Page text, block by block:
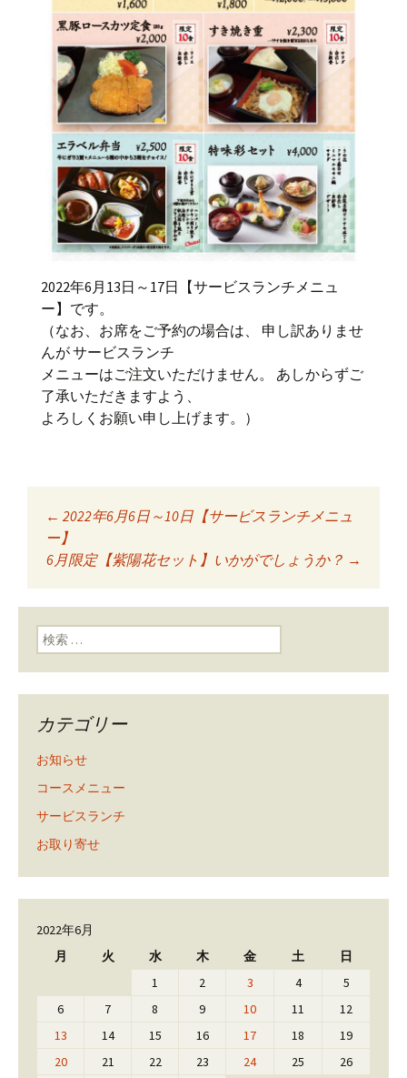
2022年6月13日～17日【サービスランチメニュ
ー】です。
（なお、お席をご予約の場合は、 申し訳ありませ
んが サービスランチ
メニューはご注文いただけません。 あしからずご
了承いただきますよう、
よろしくお願い申し上げます。）
投稿ナビゲーショ
ン
← 2022年6月6日～10日【サービスランチメニュ
ー】
6月限定【紫陽花セット】いかがでしょうか？ →
検索:
カテゴリー
お知らせ
コースメニュー
サービスランチ
お取り寄せ
2022年6月
月
火 水 木 金 土 日
1 2 3 4
5
6
7 8 9 10 11
12
13
14 15 16 17 18
19
20
21 22 23 24 25
26